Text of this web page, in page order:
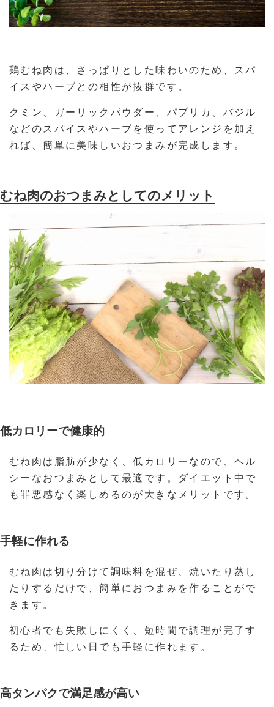
鶏むね肉は、さっぱりとした味わいのため、スパ
イスやハーブとの相性が抜群です。
クミン、ガーリックパウダー、パプリカ、バジル
などのスパイスやハーブを使ってアレンジを加え
れば、簡単に美味しいおつまみが完成します。
むね肉のおつまみとしてのメリット
低カロリーで健康的
むね肉は脂肪が少なく、低カロリーなので、ヘル
シーなおつまみとして最適です。ダイエット中で
も罪悪感なく楽しめるのが大きなメリットです。
手軽に作れる
むね肉は切り分けて調味料を混ぜ、焼いたり蒸し
たりするだけで、簡単におつまみを作ることがで
きます。
初心者でも失敗しにくく、短時間で調理が完了す
るため、忙しい日でも手軽に作れます。
高タンパクで満足感が高い